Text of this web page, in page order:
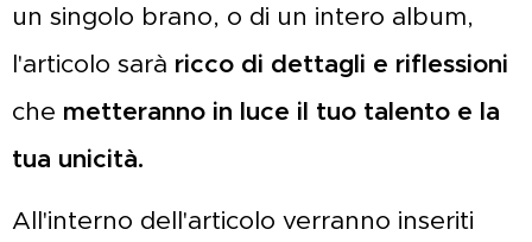
un singolo brano, o di un intero album,
l'articolo sarà ricco di dettagli e riflessioni
che metteranno in luce il tuo talento e la
tua unicità.
All'interno dell'articolo verranno inseriti